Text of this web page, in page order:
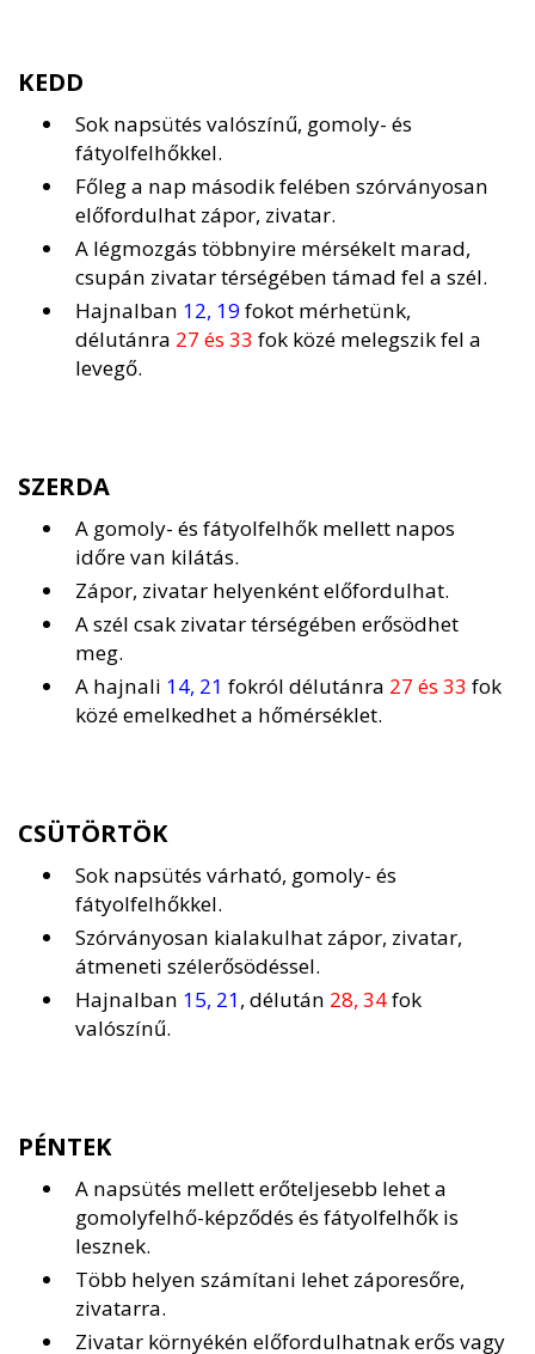
KEDD
Sok napsütés valószínű, gomoly- és
fátyolfelhőkkel.
Főleg a nap második felében szórványosan
előfordulhat zápor, zivatar.
A légmozgás többnyire mérsékelt marad,
csupán zivatar térségében támad fel a szél.
Hajnalban 12, 19fokot mérhetünk,
délutánra 27 és 33 fok közé melegszik fel a
levegő.
SZERDA
A gomoly- és fátyolfelhők mellett napos
időre van kilátás.
Zápor, zivatar helyenként előfordulhat.
A szél csak zivatar térségében erősödhet
meg.
A hajnali 14, 21 fokról délutánra 27 és 33 fok
közé emelkedhet a hőmérséklet.
CSÜTÖRTÖK
Sok napsütés várható, gomoly- és
fátyolfelhőkkel.
Szórványosan kialakulhat zápor, zivatar,
átmeneti szélerősödéssel.
Hajnalban 15, 21, délután 28, 34fok
valószínű.
PÉNTEK
A napsütés mellett erőteljesebb lehet a
gomolyfelhő-képződés és fátyolfelhők is
lesznek.
Több helyen számítani lehet záporesőre,
zivatarra.
Zivatar környékén előfordulhatnak erős vagy